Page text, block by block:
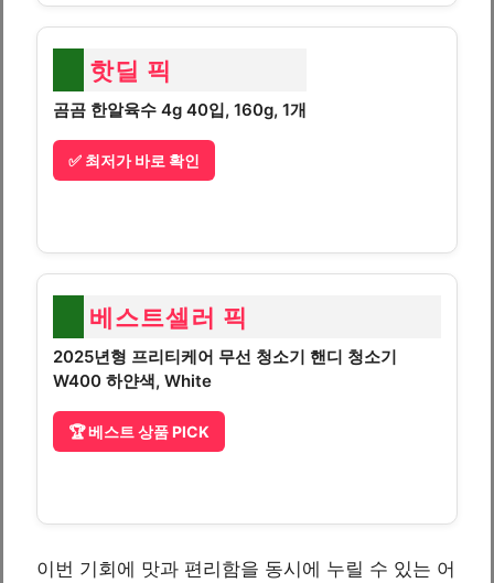
핫딜 픽
곰곰 한알육수 4g 40입, 160g, 1개
✅ 최저가 바로 확인
베스트셀러 픽
2025년형 프리티케어 무선 청소기 핸디 청소기
W400 하얀색, White
🏆 베스트 상품 PICK
이번 기회에 맛과 편리함을 동시에 누릴 수 있는 어